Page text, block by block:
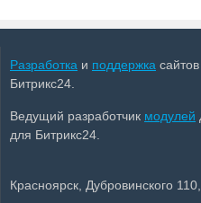
Разработка и поддержка
Битрикс24.
Ведущий разработчик модулей
для Битрикс24.
Красноярск, Дубровинского